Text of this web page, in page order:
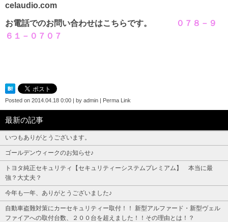
celaudio.com
お電話でのお問い合わせはこちらです。
０７８－９
６１－０７０７
Posted on 2014.04.18 0:00 | by admin | Perma Link
最新の記事
いつもありがとうございます。
ゴールデンウィークのお知らせ♪
トヨタ純正セキュリティ【セキュリティーシステムプレミアム】 本当に最
強？大丈夫？
今年も一年、ありがとうございました♪
自動車盗難対策にカーセキュリティー取付！！ 新型アルファード・新型ヴェル
ファイアへの取付台数、２００台を超えました！！その理由とは！？